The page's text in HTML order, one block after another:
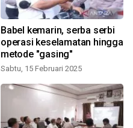
Babel kemarin, serba serbi
operasi keselamatan hingga
metode "gasing"
Sabtu, 15 Februari 2025